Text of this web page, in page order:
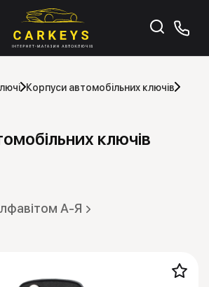
Корпуси автомобільних ключів
ключів
А-Я